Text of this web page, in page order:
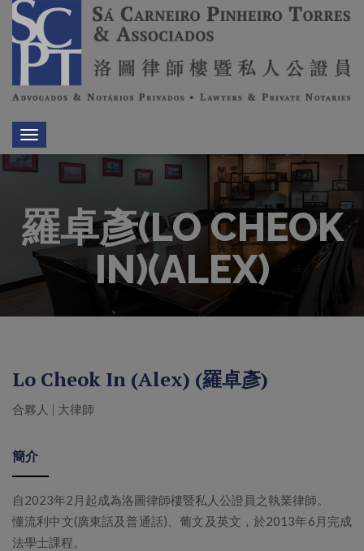
Toggle
navigation
羅卓彥(LO CHEOK
IN)(ALEX)
Lo Cheok In (Alex) (羅卓彥)
合夥人 | 大律師
簡介
自2023年2月起成為洛圖律師樓暨私人公證員之執業律師。
懂流利中文(廣東話及普通話)、葡文及英文，於2013年6月完成
法學士課程。